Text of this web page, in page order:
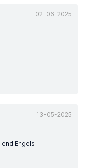
02-06-2025
13-05-2025
Engels